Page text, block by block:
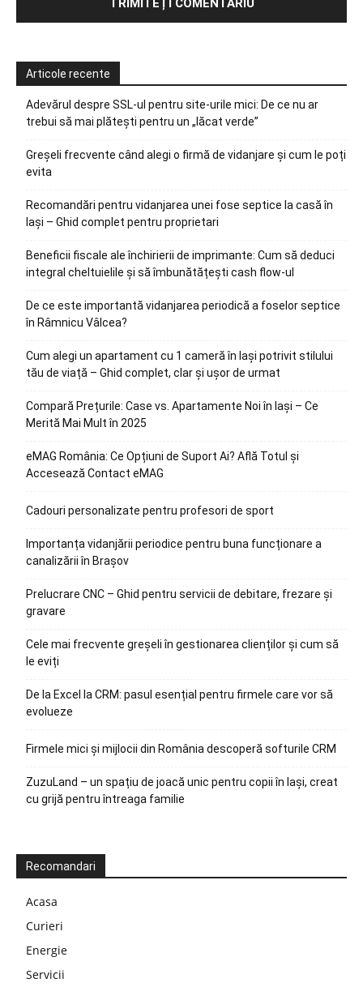
Articole recente
Adevărul despre SSL-ul pentru site-urile mici: De ce nu ar
trebui să mai plătești pentru un „lăcat verde”
Greșeli frecvente când alegi o firmă de vidanjare și cum le poți
evita
Recomandări pentru vidanjarea unei fose septice la casă în
Iași – Ghid complet pentru proprietari
Beneficii fiscale ale închirierii de imprimante: Cum să deduci
integral cheltuielile și să îmbunătățești cash flow-ul
De ce este importantă vidanjarea periodică a foselor septice
în Râmnicu Vâlcea?
Cum alegi un apartament cu 1 cameră în Iași potrivit stilului
tău de viață – Ghid complet, clar și ușor de urmat
Compară Prețurile: Case vs. Apartamente Noi în Iași – Ce
Merită Mai Mult în 2025
eMAG România: Ce Opțiuni de Suport Ai? Află Totul și
Accesează Contact eMAG
Cadouri personalizate pentru profesori de sport
Importanța vidanjării periodice pentru buna funcționare a
canalizării în Brașov
Prelucrare CNC – Ghid pentru servicii de debitare, frezare și
gravare
Cele mai frecvente greșeli în gestionarea clienților și cum să
le eviți
De la Excel la CRM: pasul esențial pentru firmele care vor să
evolueze
Firmele mici și mijlocii din România descoperă softurile CRM
ZuzuLand – un spațiu de joacă unic pentru copii în Iași, creat
cu grijă pentru întreaga familie
Recomandari
Acasa
Curieri
Energie
Servicii